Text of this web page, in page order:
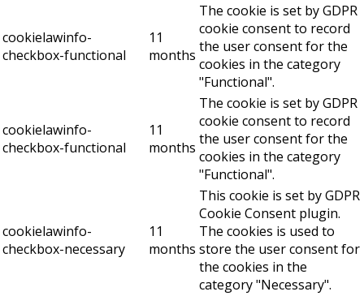
cookielawinfo-
checkbox-functional
11
months
The cookie is set by GDPR
cookie consent to record
the user consent for the
cookies in the category
"Functional".
cookielawinfo-
checkbox-functional
11
months
The cookie is set by GDPR
cookie consent to record
the user consent for the
cookies in the category
"Functional".
cookielawinfo-
checkbox-necessary
11
months
This cookie is set by GDPR
Cookie Consent plugin.
The cookies is used to
store the user consent for
the cookies in the
category "Necessary".